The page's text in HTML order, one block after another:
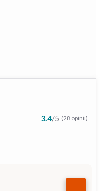
3.4/5 (28 opinii)